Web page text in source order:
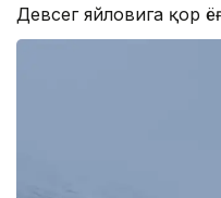
Девсег яйловига қор